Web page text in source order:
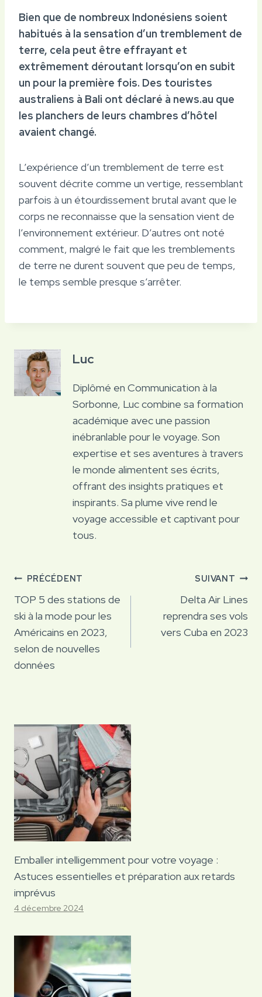
Bien que de nombreux Indonésiens soient
habitués à la sensation d’un tremblement de
terre, cela peut être effrayant et
extrêmement déroutant lorsqu’on en subit
un pour la première fois. Des touristes
australiens à Bali ont déclaré à news.au que
les planchers de leurs chambres d’hôtel
avaient changé.
L’expérience d’un tremblement de terre est
souvent décrite comme un vertige, ressemblant
parfois à un étourdissement brutal avant que le
corps ne reconnaisse que la sensation vient de
l’environnement extérieur. D’autres ont noté
comment, malgré le fait que les tremblements
de terre ne durent souvent que peu de temps,
le temps semble presque s’arrêter.
Luc
Diplômé en Communication à la
Sorbonne, Luc combine sa formation
académique avec une passion
inébranlable pour le voyage. Son
expertise et ses aventures à travers
le monde alimentent ses écrits,
offrant des insights pratiques et
inspirants. Sa plume vive rend le
voyage accessible et captivant pour
tous.
Navigation
de
l’article
PRÉCÉDENT
TOP 5 des stations de
ski à la mode pour les
Américains en 2023,
selon de nouvelles
données
SUIVANT
Delta Air Lines
reprendra ses vols
vers Cuba en 2023
Emballer intelligemment pour votre voyage :
Astuces essentielles et préparation aux retards
imprévus
4 décembre 2024